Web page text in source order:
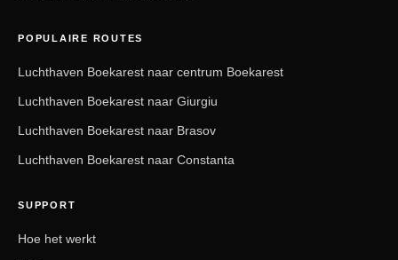
POPULAIRE ROUTES
Luchthaven Boekarest naar centrum Boekarest
Luchthaven Boekarest naar Giurgiu
Luchthaven Boekarest naar Brasov
Luchthaven Boekarest naar Constanta
SUPPORT
Hoe het werkt